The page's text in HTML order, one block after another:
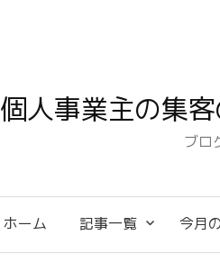
個人事業主の集
ブロ
ホーム 記事一覧 今月